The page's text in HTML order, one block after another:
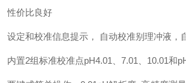
性价比良好
设定和校准信息提示， 自动校准别理冲液，
内置2组标准校准点pH4.01、7.01、10.01和